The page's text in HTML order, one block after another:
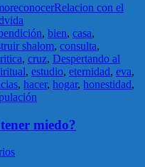
reconocerRelacion con el
vida
, bien, casa,
shalom, consulta,
, cruz, Despertando al
, estudio, eternidad, eva,
, hacer, hogar, honestidad,
miedo?